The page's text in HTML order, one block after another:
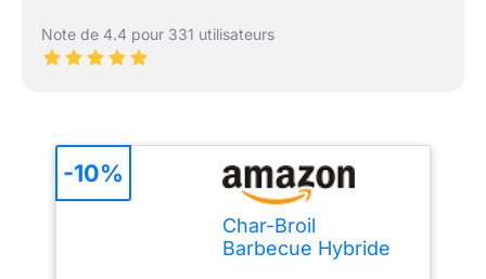
Note de 4.4 pour 331 utilisateurs
Char-Broil
Barbecue Hybride
-10%